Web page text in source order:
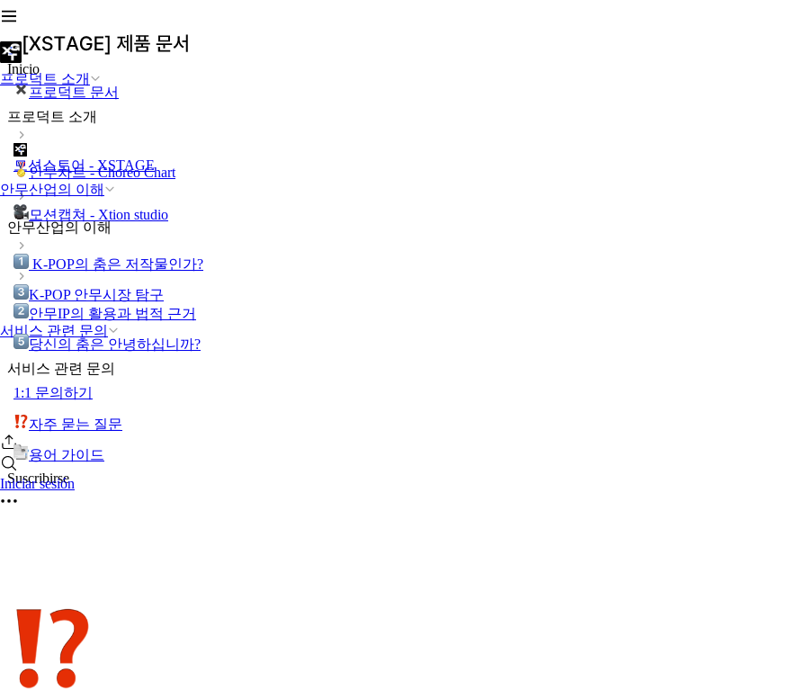
프로덕트 소개
안무산업의 이해
서비스 관련 문의
Iniciar sesión
Inicio
프로덕트 문서
프로덕트 소개
모션스토어 - XSTAGE
안무차트 - Choreo Chart
모션캡쳐 - Xtion studio
안무산업의 이해
K-POP의 춤은 저작물인가?
K-POP 안무시장 탐구
안무IP의 활용과 법적 근거
당신의 춤은 안녕하십니까?
서비스 관련 문의
1:1 문의하기
자주 묻는 질문
용어 가이드
Suscribirse